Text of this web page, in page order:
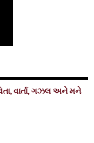
વાર્તા, ગઝલ અને મને